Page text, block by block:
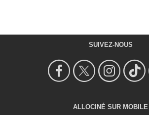
SUIVEZ-NOUS
ALLOCINÉ SUR MOBILE